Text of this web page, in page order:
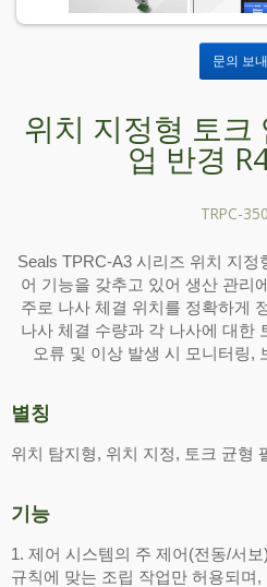
문의 보
위치 지정형 토크
업 반경
TRPC-
Seals TPRC-A3 시리즈 위치 지정
어 기능을 갖추고 있어 생산 관리
주로 나사 체결 위치를 정확하게
나사 체결 수량과 각 나사에 대한
오류 및 이상 발생 시 모니터링,
별칭
위치 탐지형, 위치 지정, 토크 균형
기능
1. 제어 시스템의 주 제어(전동/서
규칙에 맞는 조립 작업만 허용되며